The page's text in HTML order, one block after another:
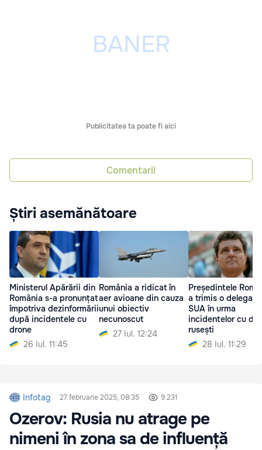
Publicitatea ta poate fi aici
Comentarii
Știri asemănătoare
Ministerul Apărării din
România s-a pronunțat
împotriva dezinformării
după incidentele cu
drone
26 Iul. 11:45
România a ridicat în
aer avioane din cauza
unui obiectiv
necunoscut
27 Iul. 12:24
Președintele
a trimis o
SUA în urma
incidentelor cu
rusești
28 Iul. 11:29
Infotag 27 februarie 2025, 08:35 9 231
Ozerov: Rusia nu atrage pe
nimeni în zona sa de influență